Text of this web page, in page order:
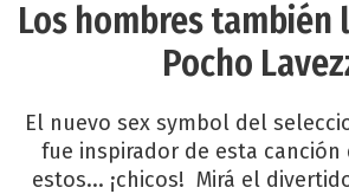
Los hombres también
Pocho
El nuevo sex symbol del
fue inspirador de esta canción
estos... ¡chicos! Mirá el